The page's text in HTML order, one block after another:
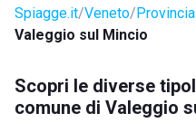
Spiagge.it Veneto
Valeggio sul Mincio
Scopri le diverse
comune di Valeggio